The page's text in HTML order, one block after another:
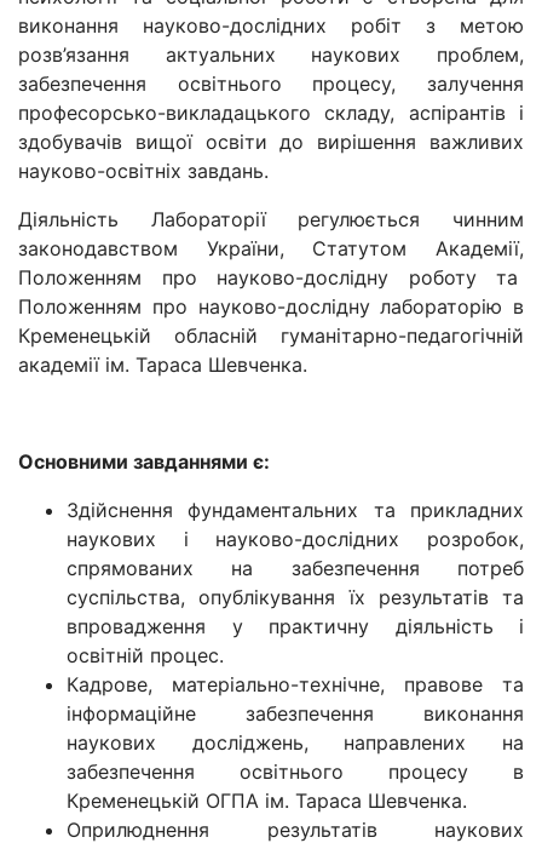
виконання науково-дослідних робіт з метою
розв’язання актуальних наукових проблем,
забезпечення освітнього процесу, залучення
професорсько-викладацького складу, аспірантів і
здобувачів вищої освіти до вирішення важливих
науково-освітніх завдань.
Діяльність Лабораторії регулюється чинним
законодавством України, Статутом Академії,
Положенням про науково-дослідну роботу та
Положенням про науково-дослідну лабораторію в
Кременецькій обласній гуманітарно-педагогічній
академії ім. Тараса Шевченка.
Основними завданнями є:
Здійснення фундаментальних та прикладних
наукових і науково-дослідних розробок,
спрямованих на забезпечення потреб
суспільства, опублікування їх результатів та
впровадження у практичну діяльність і
освітній процес.
Кадрове, матеріально-технічне, правове та
інформаційне забезпечення виконання
наукових досліджень, направлених на
забезпечення освітнього процесу в
Кременецькій ОГПА ім. Тараса Шевченка.
Оприлюднення результатів наукових